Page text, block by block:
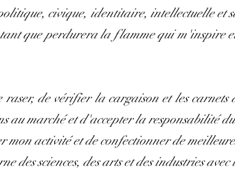
civique, identitaire, intellectuelle
que perdurera la flamme qui m'inspire
raser, de vérifier la cargaison et les
au marché et d'accepter la responsabilité
activité et de confectionner de
sciences, des arts et des industries avec